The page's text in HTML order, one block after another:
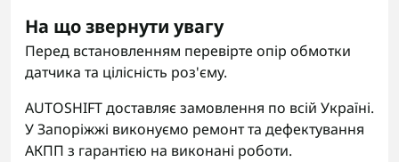
На що звернути увагу
Перед встановленням перевірте опір обмотки
датчика та цілісність роз'єму.
AUTOSHIFT доставляє замовлення по всій Україні.
У Запоріжжі виконуємо ремонт та дефектування
АКПП з гарантією на виконані роботи.